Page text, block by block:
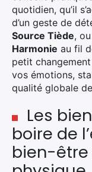
quotidien, qu’il
d’un geste de
Source Tiède,
Harmonie au fil
petit
vos émotions,
qualité globale
Les
boire de
bien-être